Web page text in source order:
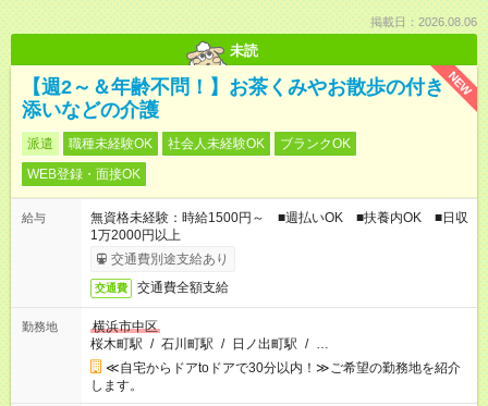
掲載日：2026.08.06
未読
NEW
【週2～＆年齢不問！】お茶くみやお散歩の付き
添いなどの介護
派遣 職種未経験OK 社会人未経験OK
ブランクOK
WEB登録・面接OK
給与
無資格未経験：時給1500円～ ■週払いOK ■扶養内OK ■日収
1万2000円以上
交通費別途支給あり
交通費 交通費全額支給
勤務地
横浜市中区
桜木町駅 / 石川町駅 / 日ノ出町駅 / …
≪自宅からドアtoドアで30分以内！≫ご希望の勤務地を紹介
します。